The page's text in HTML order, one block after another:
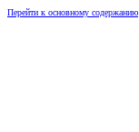
Перейти к основному содержанию